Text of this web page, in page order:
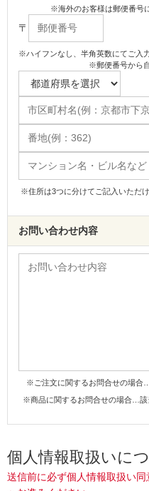
※海外のお客様は郵便番号
〒
※ハイフンなし、半角英数にてご入
※郵便番号から
※住所は3つに分けてご記入いただ
お問い合わせ内容
※ご注文に関するお問合せの場合
※商品に関するお問合せの場合…該
個人情報取扱いに
送信前に必ず個人情報取扱い